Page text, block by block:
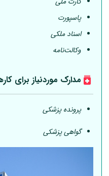
پاسپورت
اسناد ملکی
وکالت‌نامه
مدارک موردنیاز برای
پرونده پزشکی
گواهی پزشکی